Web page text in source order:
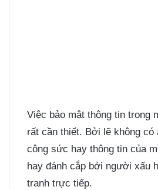
Việc bảo mật thông tin trong
rất cần thiết. Bởi lẽ không có
công sức hay thông tin của
hay đánh cắp bởi người xấu
tranh trực tiếp.